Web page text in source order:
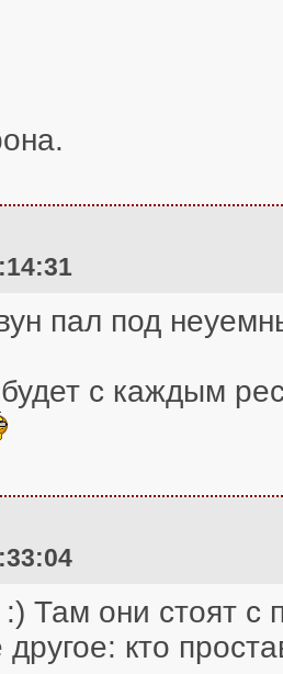
пал под
с каждым
Там они стоят с
кто